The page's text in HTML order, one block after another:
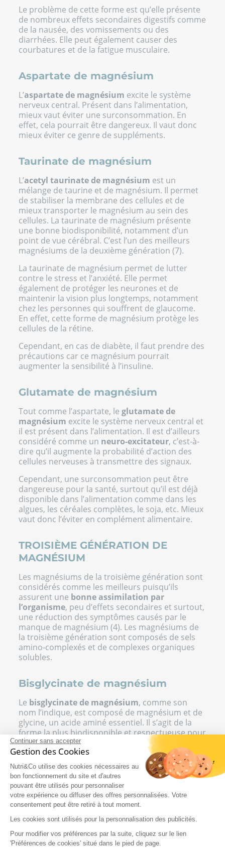
Continuer sans accepter
Gestion des Cookies
Nutri&Co utilise des cookies nécessaires au
bon fonctionnement du site et d'autres
pouvant être utilisés pour personnaliser
votre expérience ou diffuser des offres personnalisées. Votre
consentement peut être retiré à tout moment.
Les cookies sont utilisés pour la personnalisation des publicités.
Pour modifier vos préférences par la suite, cliquez sur le lien
'Préférences de cookies' situé dans le pied de page.
Le problème de cette forme est qu’elle présente
de nombreux effets secondaires digestifs comme
de la nausée, des vomissements ou des
diarrhées. Elle peut également causer des
courbatures et de la fatigue musculaire.
Aspartate de magnésium
L’aspartate de magnésium excite le système
nerveux central. Présent dans l’alimentation,
mieux vaut éviter une surconsommation. En
effet, cela pourrait être dangereux. Il vaut donc
mieux éviter ce genre de suppléments.
Taurinate de magnésium
L’acetyl taurinate de magnésium est un
mélange de taurine et de magnésium. Il permet
de stabiliser la membrane des cellules et de
mieux transporter le magnésium au sein des
cellules. La taurinate de magnésium présente
une bonne biodisponibilité, notamment d’un
point de vue cérébral. C’est l’un des meilleurs
magnésiums de la deuxième génération (7).
La taurinate de magnésium permet de lutter
contre le stress et l’anxiété. Elle permet
également de protéger les neurones et de
maintenir la vision plus longtemps, notamment
chez les personnes qui souffrent de glaucome.
En effet, cette forme de magnésium protège les
cellules de la rétine.
Cependant, en cas de diabète, il faut prendre des
précautions car ce magnésium pourrait
augmenter la sensibilité à l’insuline.
Glutamate de magnésium
Tout comme l’aspartate, le glutamate de
magnésium excite le système nerveux central et
il est présent dans l’alimentation. Il est d’ailleurs
considéré comme un neuro-excitateur, c’est-à-
dire qu’il augmente la probabilité d’action des
cellules nerveuses à transmettre des signaux.
Cependant, une surconsommation peut être
dangereuse pour la santé, surtout qu’il est déjà
disponible dans l’alimentation comme dans les
algues, les céréales complètes, le soja, etc. Mieux
vaut donc l’éviter en complément alimentaire.
TROISIÈME GÉNÉRATION DE
MAGNÉSIUM
Les magnésiums de la troisième génération sont
considérés comme les meilleurs puisqu’ils
assurent une bonne assimilation par
l’organisme, peu d’effets secondaires et surtout,
une réduction des symptômes causés par le
manque de magnésium (4). Les magnésiums de
la troisième génération sont composés de sels
amino-complexés et de complexes organiques
solubles.
Bisglycinate de magnésium
Le bisglycinate de magnésium, comme son
nom l’indique, est composé de magnésium et de
glycine, un acide aminé essentiel. Il s’agit de la
forme la plus biodisponible et respectueuse pour
l’intestin. C'est la forme la plus recommandée
pour son excellente assimilation. On l’utilise
notamment pour corriger l’hypomagnésémie,
c’est-à-dire un taux faible de magnésium dans le
sang. On l’utilise également pour réduire les
crampes, la fatigue ou le stress.
Cette forme de magnésium empêche la diarrhée
qui est l’un des effets indésirables les plus
fréquents lorsqu’on se supplémente en
magnésium. Sa bonne tolérance digestive en fait